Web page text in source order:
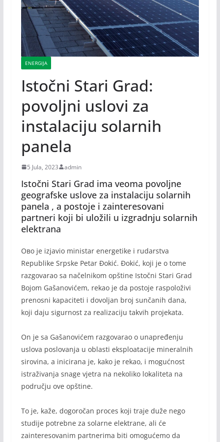
ENERGIJA
Istočni Stari Grad:
povoljni uslovi za
instalaciju solarnih
panela
5 Jula, 2023 admin
Istočni Stari Grad ima veoma povoljne
geografske uslove za instalaciju solarnih
panela , a postoje i zainteresovani
partneri koji bi uložili u izgradnju solarnih
elektrana
Ово је izjavio ministar energetike i rudarstva
Republike Srpske Petar Đokić. Đokić, koji je o tome
razgovarao sa načelnikom opštine Istočni Stari Grad
Bojom Gašanovićem, rekao je da postoje raspoloživi
prenosni kapaciteti i dovoljan broj sunčanih dana,
koji daju sigurnost za realizaciju takvih projekata.
On je sa Gašanovićem razgovarao o unapređenju
uslova poslovanja u oblasti eksploatacije mineralnih
sirovina, a inicirana je, kako je rekao, i mogućnost
istraživanja snage vjetra na nekoliko lokaliteta na
području ove opštine.
To je, kaže, dogoročan proces koji traje duže nego
studije potrebne za solarne elektrane, ali će
zainteresovanim partnerima biti omogućemo da